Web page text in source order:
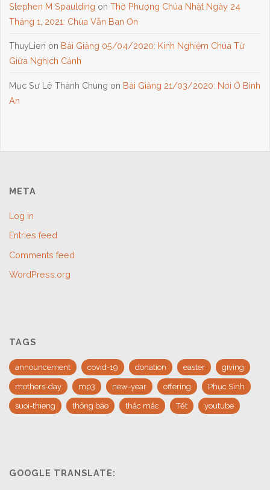
Stephen M Spaulding onThờ Phượng Chúa Nhật Ngày 24
Tháng 1, 2021: Chúa Vẫn Ban Ơn
ThuyLien on Bài Giảng 05/04/2020: Kinh Nghiệm Chúa Từ
Giữa Nghịch Cảnh
Mục Sư Lê Thành Chung on Bài Giảng 21/03/2020: Nơi Ở Bình
An
META
Log in
Entries feed
Comments feed
WordPress.org
TAGS
announcement covid-19 donation easter giving
mothers-day mp3 new-year offering Phục Sinh
suoi-thieng thông báo thắc mắc Tết youtube
GOOGLE TRANSLATE: